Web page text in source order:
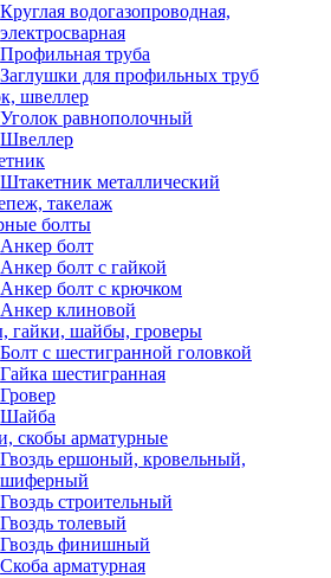
Круглая водогазопроводная,
электросварная
Профильная труба
Заглушки для профильных труб
швеллер
Уголок равнополочный
Швеллер
Штакетник металлический
такелаж
болты
Анкер болт
Анкер болт с гайкой
Анкер болт с крючком
Анкер клиновой
гайки, шайбы, гроверы
Болт c шестигранной головкой
Гайка шестигранная
Гровер
Шайба
скобы арматурные
Гвоздь ершоный, кровельный,
шиферный
Гвоздь строительный
Гвоздь толевый
Гвоздь финишный
Скоба арматурная